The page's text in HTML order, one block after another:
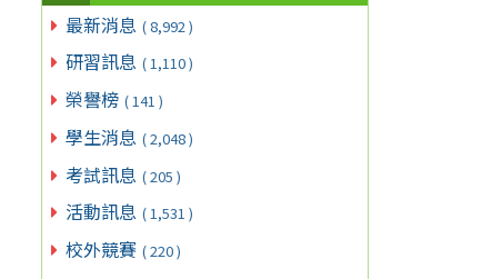
最新消息 ( 8,992 )
研習訊息 ( 1,110 )
榮譽榜 ( 141 )
學生消息 ( 2,048 )
考試訊息 ( 205 )
活動訊息 ( 1,531 )
校外競賽 ( 220 )